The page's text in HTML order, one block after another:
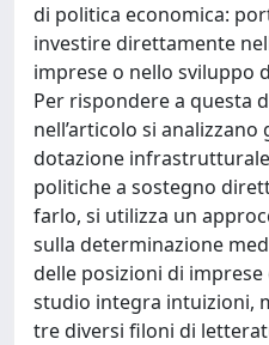
di politica economica:
investire direttamente
imprese o nello sviluppo
Per rispondere a questa
nell’articolo si
dotazione
politiche a sostegno
farlo, si utilizza un
sulla determinazione
delle posizioni di
studio integra intuizioni,
tre diversi filoni di